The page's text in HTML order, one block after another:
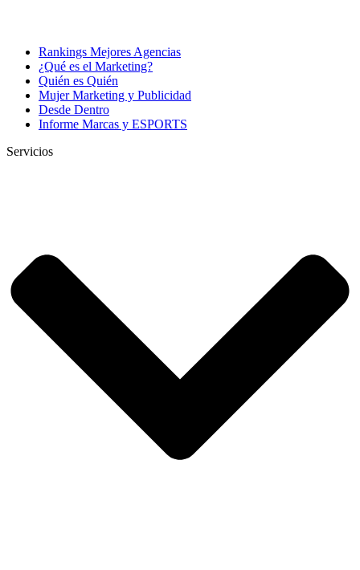
Rankings Mejores Agencias
¿Qué es el Marketing?
Quién es Quién
Mujer Marketing y Publicidad
Desde Dentro
Informe Marcas y ESPORTS
Servicios